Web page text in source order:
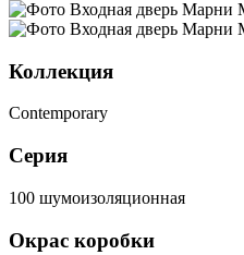
Коллекция
Contemporary
Серия
100 шумоизоляционная
Окрас коробки